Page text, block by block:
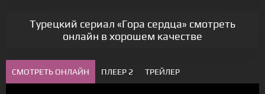
Турецкий сериал «Гора сердца» смотреть
онлайн в хорошем качестве
СМОТРЕТЬ ОНЛАЙН ПЛЕЕР 2 ТРЕЙЛЕР